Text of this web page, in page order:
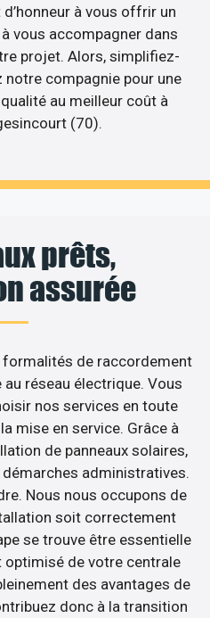
à vous offrir un
vous accompagner dans
projet. Alors, simplifiez-
compagnie pour une
au meilleur coût à
(70).
prêts,
assurée
de raccordement
réseau électrique. Vous
nos services en toute
mise en service. Grâce à
de panneaux solaires,
administratives.
Nous nous occupons de
soit correctement
se trouve être essentielle
de votre centrale
des avantages de
donc à la transition